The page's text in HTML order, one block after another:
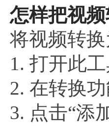
怎样把视
将视频转
1. 打开此
2. 在转换
3. 点击“添